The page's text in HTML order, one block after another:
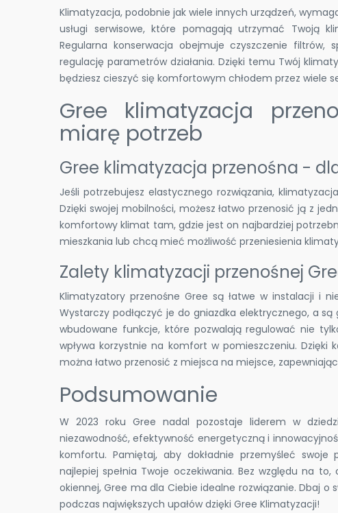
Klimatyzacja, podobnie jak wiele innych urządzeń,
usługi serwisowe, które pomagają utrzymać Twoją
Regularna konserwacja obejmuje czyszczenie filtrów,
regulację parametrów działania. Dzięki temu Twój
będziesz cieszyć się komfortowym chłodem przez wiele
Gree klimatyzacja
miarę potrzeb
Gree klimatyzacja przenośna -
Jeśli potrzebujesz elastycznego rozwiązania,
Dzięki swojej mobilności, możesz łatwo przenosić ją z
komfortowy klimat tam, gdzie jest on najbardziej
mieszkania lub chcą mieć możliwość przeniesienia
Zalety klimatyzacji przenośnej
Klimatyzatory przenośne Gree są łatwe w instalacji i
Wystarczy podłączyć je do gniazdka elektrycznego, a
wbudowane funkcje, które pozwalają regulować nie
wpływa korzystnie na komfort w pomieszczeniu.
można łatwo przenosić z miejsca na miejsce,
Podsumowanie
W 2023 roku Gree nadal pozostaje liderem w
niezawodność, efektywność energetyczną i
komfortu. Pamiętaj, aby dokładnie przemyśleć
najlepiej spełnia Twoje oczekiwania. Bez względu na
okiennej, Gree ma dla Ciebie idealne rozwiązanie. Dbaj
podczas największych upałów dzięki Gree Klimatyzacji!